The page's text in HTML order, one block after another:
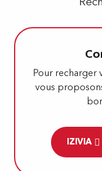
Pour recharger
vous
IZIVIA